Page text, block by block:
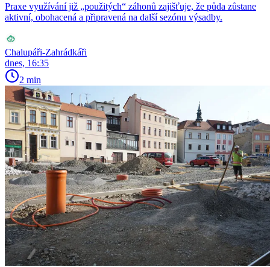
Praxe využívání již „použitých“ záhonů zajišťuje, že půda zůstane
aktivní, obohacená a připravená na další sezónu výsadby.
Chalupáři-Zahrádkáři
dnes, 16:35
2 min